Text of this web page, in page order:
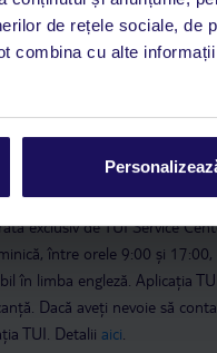
de rețele sociale,
combina cu alte
hotelului Club Sun Heaven
exclusiv de TUI Service
între orele 9:00 și
în limba engleză. Aplicația
Dacă aveți nevoie să
TUI. Detalii aici